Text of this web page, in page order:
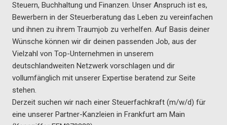
Steuern, Buchhaltung und Finanzen. Unser Anspruch ist es,
Bewerbern in der Steuerberatung das Leben zu vereinfachen
und ihnen zu ihrem Traumjob zu verhelfen. Auf Basis deiner
Wünsche können wir dir deinen passenden Job, aus der
Vielzahl von Top-Unternehmen in unserem
deutschlandweiten Netzwerk vorschlagen und dir
vollumfänglich mit unserer Expertise beratend zur Seite
stehen.
Derzeit suchen wir nach einer Steuerfachkraft (m/w/d) für
eine unserer Partner-Kanzleien in Frankfurt am Main